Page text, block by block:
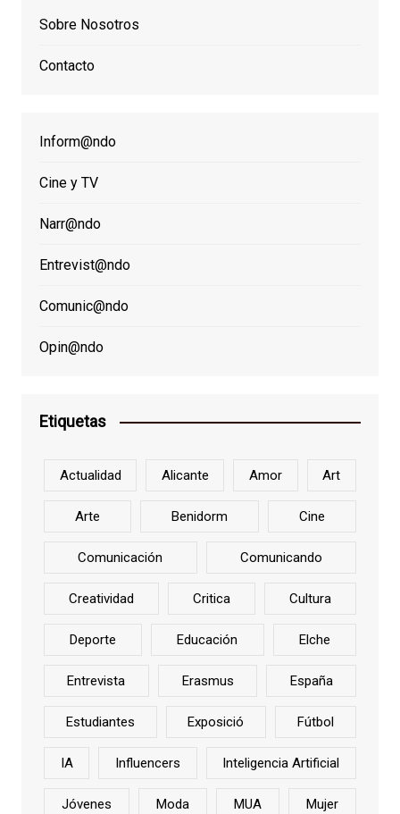
Sobre Nosotros
Contacto
Inform@ndo
Cine y TV
Narr@ndo
Entrevist@ndo
Comunic@ndo
Opin@ndo
Etiquetas
Actualidad Alicante Amor Art
Arte Benidorm Cine
Comunicación Comunicando
Creatividad Critica Cultura
Deporte Educación Elche
Entrevista Erasmus España
Estudiantes Exposició Fútbol
IA Influencers Inteligencia Artificial
Jóvenes Moda MUA Mujer